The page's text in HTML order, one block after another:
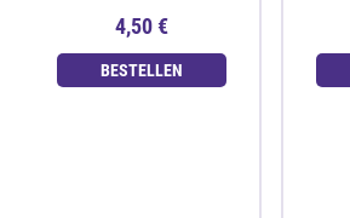
4,50 €
BESTELLEN